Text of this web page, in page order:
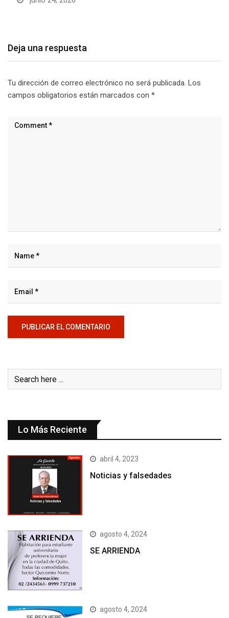
Deja una respuesta
Tu dirección de correo electrónico no será publicada. Los
campos obligatorios están marcados con *
Lo Más Reciente
abril 4, 2023
Noticias y falsedades
agosto 4, 2024
SE ARRIENDA
agosto 4, 2024